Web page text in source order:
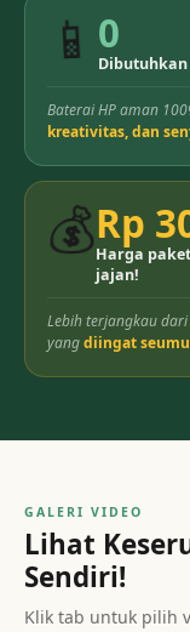
📱 0
Baterai HP aman
kreativitas, dan
💰Rp
Harga
jajan!
Lebih terjangkau
yangdiingat
GALERI VIDEO
Lihat
Sendiri!
Klik tab untuk pilih